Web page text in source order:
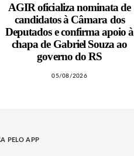
AGIR oficializa nominata de
candidatos à Câmara dos
Deputados e confirma apoio à
chapa de Gabriel Souza ao
governo do RS
05/08/2026
PELO APP